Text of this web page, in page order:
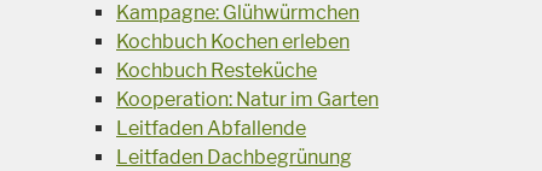
Kampagne: Glühwürmchen
Kochbuch Kochen erleben
Kochbuch Resteküche
Kooperation: Natur im Garten
Leitfaden Abfallende
Leitfaden Dachbegrünung